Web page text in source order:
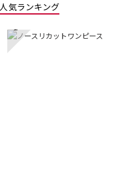
気ランキング
2